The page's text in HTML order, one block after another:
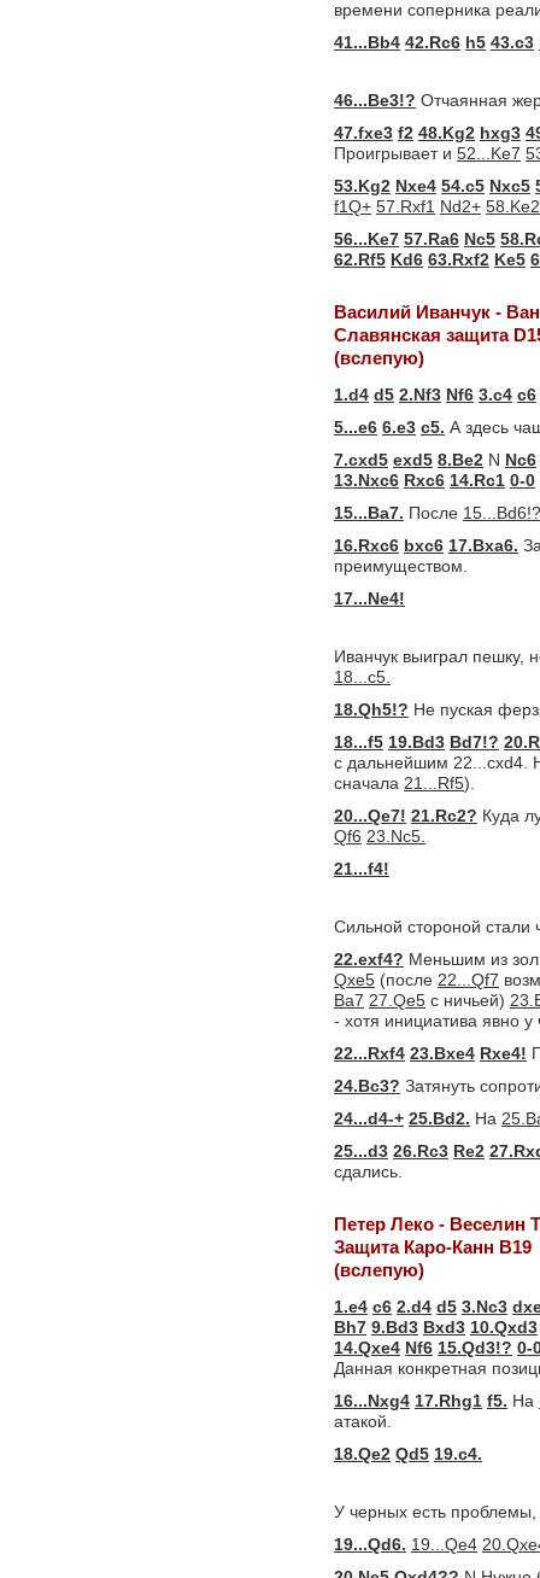
времени соперника
41...Bb4 42.Rc6 h5 43.c3
46...Be3!? Отчаянная
47.fxe3 f2 48.Kg2 hxg3
Проигрывает и 52...Ke7
53.Kg2 Nxe4 54.c5 Nxc5
f1Q+ 57.Rxf1 Nd2+
56...Ke7 57.Ra6 Nc5
62.Rf5 Kd6 63.Rxf2 Ke5
Василий Иванчук -
Славянская защита
(вслепую)
1.d4 d5 2.Nf3 Nf6 3.c4 c6
5...e6 6.e3 c5. А здесь
7.cxd5 exd5 8.Be2 N Nc6
13.Nxc6 Rxc6 14.Rc1 0-0
15...Ba7. После 15...Bd6!?
16.Rxc6 bxc6 17.Bxa6.
преимуществом.
17...Ne4!
Иванчук выиграл пешку,
18...c5.
18.Qh5!? Не пуская
18...f5 19.Bd3 Bd7!?
с дальнейшим 22...cxd4.
сначала 21...Rf5).
20...Qe7! 21.Rc2? Куда
Qf6 23.Nc5.
21...f4!
Сильной стороной стали
22.exf4? Меньшим из
Qxe5 (после 22...Qf7
Ba7 27.Qe5 с ничьей)
- хотя инициатива явно
22...Rxf4 23.Bxe4 Rxe4!
24.Bc3? Затянуть
24...d4-+ 25.Bd2. На
25...d3 26.Rc3 Re2
сдались.
Петер Леко - Веселин
Защита Каро-Канн B19
(вслепую)
1.e4 c6 2.d4 d5 3.Nc3
Bh7 9.Bd3 Bxd3 10.Qxd3
14.Qxe4 Nf6 15.Qd3!? 0-
Данная конкретная
16...Nxg4 17.Rhg1 f5. На
атакой.
18.Qe2 Qd5 19.c4.
У черных есть проблемы,
19...Qd6. 19...Qe4